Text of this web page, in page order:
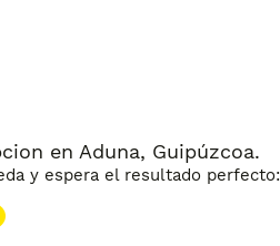
sobre esta raza de perro.
en Aduna, Guipúzcoa.
y espera el resultado perfecto: